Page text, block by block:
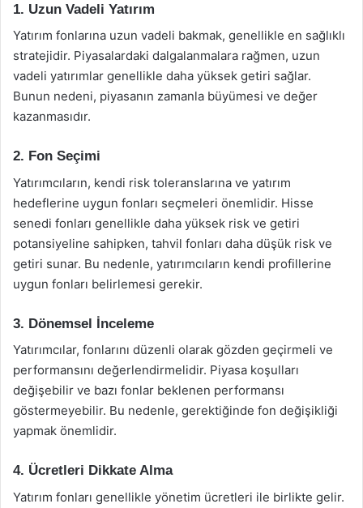
1. Uzun Vadeli Yatırım
Yatırım fonlarına uzun vadeli bakmak, genellikle en sağlıklı
stratejidir. Piyasalardaki dalgalanmalara rağmen, uzun
vadeli yatırımlar genellikle daha yüksek getiri sağlar.
Bunun nedeni, piyasanın zamanla büyümesi ve değer
kazanmasıdır.
2. Fon Seçimi
Yatırımcıların, kendi risk toleranslarına ve yatırım
hedeflerine uygun fonları seçmeleri önemlidir. Hisse
senedi fonları genellikle daha yüksek risk ve getiri
potansiyeline sahipken, tahvil fonları daha düşük risk ve
getiri sunar. Bu nedenle, yatırımcıların kendi profillerine
uygun fonları belirlemesi gerekir.
3. Dönemsel İnceleme
Yatırımcılar, fonlarını düzenli olarak gözden geçirmeli ve
performansını değerlendirmelidir. Piyasa koşulları
değişebilir ve bazı fonlar beklenen performansı
göstermeyebilir. Bu nedenle, gerektiğinde fon değişikliği
yapmak önemlidir.
4. Ücretleri Dikkate Alma
Yatırım fonları genellikle yönetim ücretleri ile birlikte gelir.